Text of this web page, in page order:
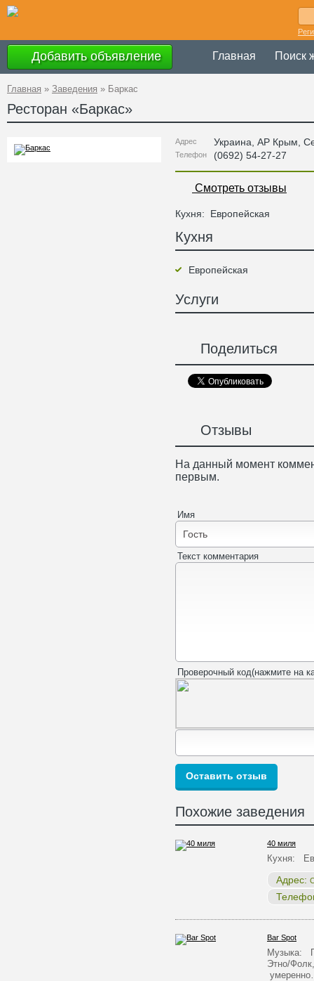
Добавить объявление Главная Поиск
Главная » Заведения » Баркас
Ресторан «Баркас»
Адрес Украина АР Крым ,
Телефон (0692) 54-27-27
Смотреть отзывы
Кухня: Европейская
Кухня
Европейская
Услуги
Поделиться
Отзывы
На данный момент
первым.
Имя
Текст комментария
Проверочный код(нажмите на
Похожие заведения
40 миля
Кухня:
Адрес:
Bar Spot
Музыка:
Этно/